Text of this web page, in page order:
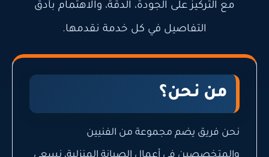
مع التركيز على الجودة، الدقة، والاهتمام بأدق
التفاصيل في كل خدمة نقدمها.
من نحن؟
نحن فريق يضم مجموعة من الفنيين